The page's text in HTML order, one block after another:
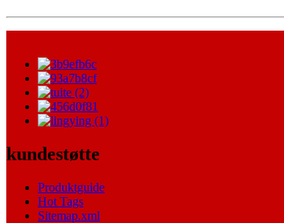
kundestøtte
Produktguide
Hot Tags
Sitemap.xml